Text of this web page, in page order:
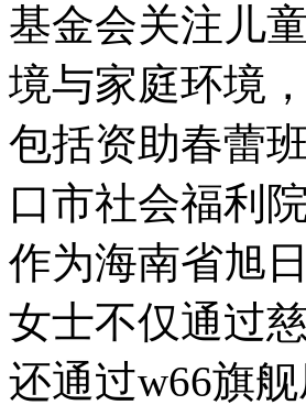
基金会关注儿童
境与家庭环境
包括资助春蕾班
口市社会福利院
作为海南省旭日
女士不仅通过慈
还通过w66旗舰